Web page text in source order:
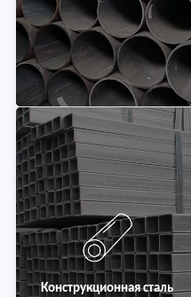
Конструкционная сталь